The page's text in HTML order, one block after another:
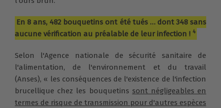
En 8 ans, 482 bouquetins ont été tués … dont 348 sans
aucune vérification au préalable de leur infection ! 4
Selon l'Agence nationale de sécurité sanitaire de
l'alimentation, de l'environnement et du travail
(Anses), « les conséquences de l'existence de l'infection
brucellique chez les bouquetins sont négligeables en
termes de risque de transmission pour d'autres espèces